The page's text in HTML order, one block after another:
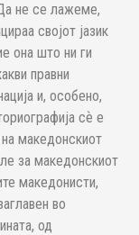
не се лажеме,
својот јазик
она што ни ги
правни
и, особено,
сѐ е
македонскиот
за македонскиот
македонисти,
во
од